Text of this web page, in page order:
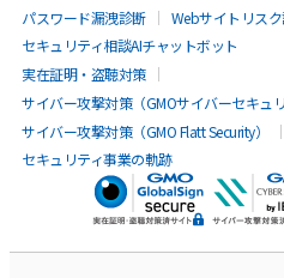
パスワード漏洩診断
Webサイトリス
セキュリティ相談AIチャットボット
実在証明・盗聴対策
サイバー攻撃対策（GMOサイバーセキュ
サイバー攻撃対策（GMO Flatt Security）
セキュリティ事業の軌跡